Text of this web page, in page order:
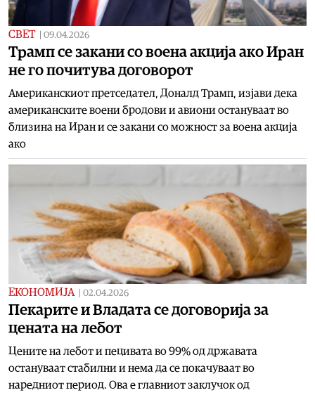
СВЕТ 09.04.2026
Трамп се закани со воена акција ако Иран
не го почитува договорот
Американскиот претседател, Доналд Трамп, изјави дека
американските воени бродови и авиони остануваат во
близина на Иран и се закани со можност за воена акција
ако
ЕКОНОМИЈА 02.04.2026
Пекарите и Владата се договорија за
цената на лебот
Цените на лебот и пецивата во 99% од државата
остануваат стабилни и нема да се покачуваат во
наредниот период. Ова е главниот заклучок од